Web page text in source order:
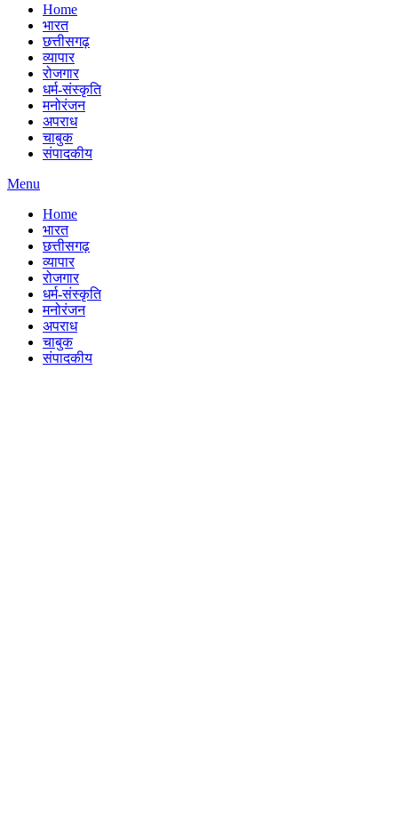
Home
भारत
छत्तीसगढ़
व्यापार
रोजगार
धर्म-संस्कृति
मनोरंजन
अपराध
चाबुक
संपादकीय
Menu
Home
भारत
छत्तीसगढ़
व्यापार
रोजगार
धर्म-संस्कृति
मनोरंजन
अपराध
चाबुक
संपादकीय